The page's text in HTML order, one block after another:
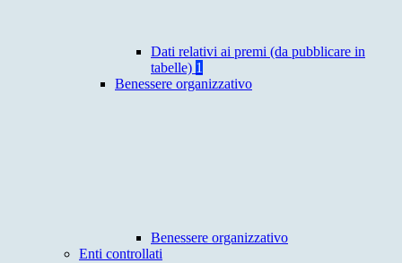
Dati relativi ai premi (da pubblicare in
tabelle) 1
Benessere organizzativo
Benessere organizzativo
Enti controllati